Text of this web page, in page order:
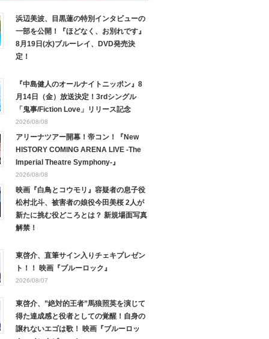
浜辺美波、目黒蓮の特別インタビューの
一部を公開！『ほどなく、お別れです』
8月19日(水)ブルーレイ、DVD発売決
定！
『中島健人のオールナイトニッポン』8
月14日（金）放送決定！3rdシングル
「鬼事/Fiction Love」リリース記念
2026/08/08
アリーナツアー開幕！帝コン！『New
HISTORY COMING ARENA LIVE -The
Imperial Theatre Symphony-』
2026/08/08
映画『白鳥とコウモリ』容疑者の息子役
松村北斗、被害者の娘役今田美桜 2人が
新たに挑む役どころとは？ 新規場面写真
解禁！
東啓介、直筆サイン入りチェキプレゼン
ト！！ 映画『ブルーロック』
2026/08/07
東啓介、”絶対的王者”馬狼照英を演じて
得た達成感と役者としての覚醒！自身の
譲れないエゴは歌！ 映画『ブルーロッ